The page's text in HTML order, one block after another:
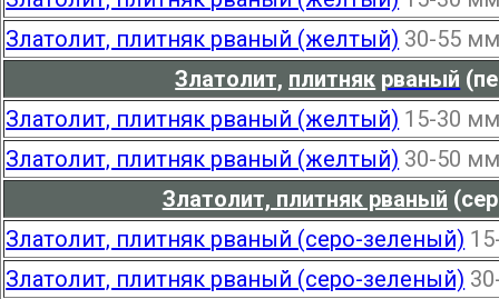
Златолит, плитняк рваный (желтый) 30-55
Златолит, плитняк рваный
Златолит, плитняк рваный (желтый) 15-30
Златолит, плитняк рваный (желтый) 30-50
Златолит, плитняк рваный
Златолит, плитняк рваный (серо-зеленый)
Златолит, плитняк рваный (серо-зеленый)